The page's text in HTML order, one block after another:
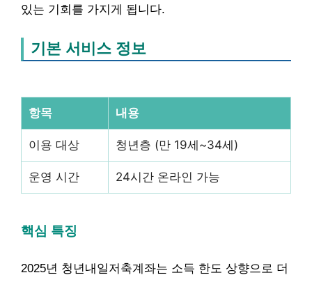
있는 기회를 가지게 됩니다.
기본 서비스 정보
항목 내용
이용 대상 청년층 (만 19세~34세)
운영 시간 24시간 온라인 가능
핵심 특징
2025년 청년내일저축계좌는 소득 한도 상향으로 더